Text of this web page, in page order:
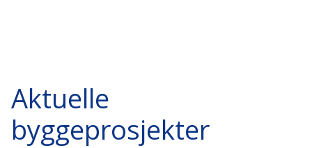
Aktuelle
byggeprosjekter